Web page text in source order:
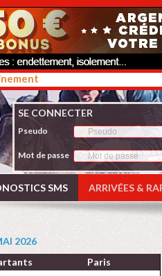
SE CONNECTER
Pseudo
Mot de passe
SMS ARRIVÉES &
2026
Paris